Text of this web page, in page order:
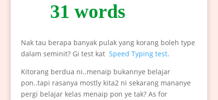
31 words
Nak tau berapa banyak pulak yang korang boleh type
dalam seminit? Gi test kat Speed Typing test.
Kitorang berdua ni..menaip bukannye belajar
pon..tapi rasanya mostly kita2 ni sekarang mananye
pergi belajar kelas menaip pon ye tak? As for